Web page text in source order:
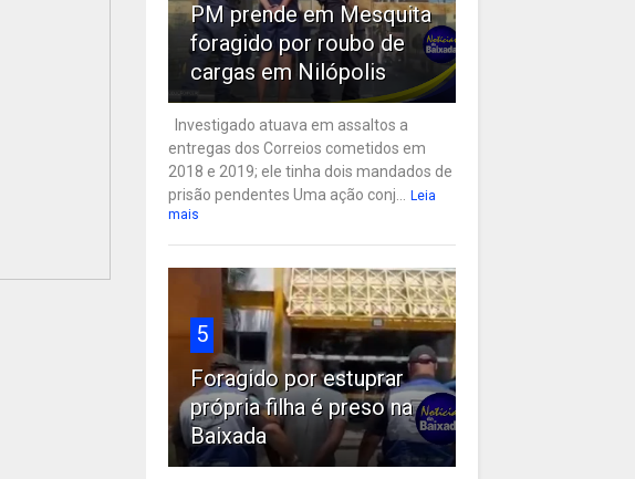
PM prende em Mesquita
foragido por roubo de
cargas em Nilópolis
Investigado atuava em assaltos a
entregas dos Correios cometidos em
2018 e 2019; ele tinha dois mandados de
prisão pendentes Uma ação conj... Leia
mais
5
Foragido por estuprar
própria filha é preso na
Baixada